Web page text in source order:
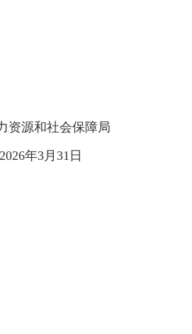
资源和社会保障局
2026年3月31日